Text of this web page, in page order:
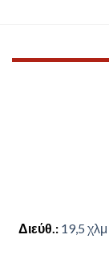
Διεύθ.: ​​19,5